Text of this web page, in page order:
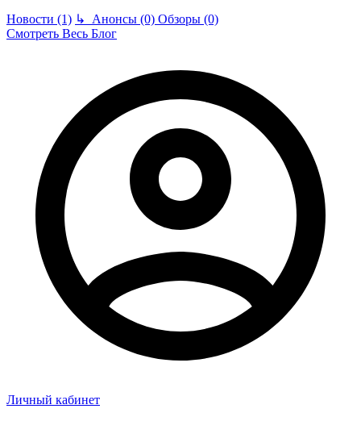
Новости (1) ↳ Анонсы (0) Обзоры (0)
Смотреть Весь Блог
Личный кабинет